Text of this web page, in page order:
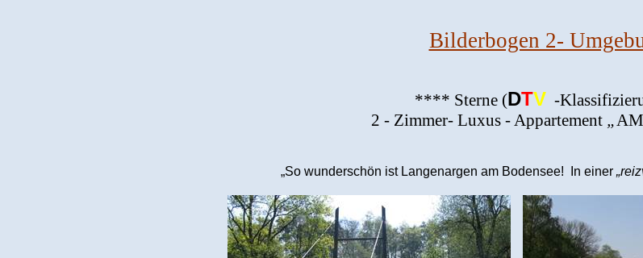
Bilderbogen 2-
**** Sterne (DTV -
2 - Zimmer- Luxus - Appartement „
„So wunderschön ist Langenargen am Bodensee! In einer